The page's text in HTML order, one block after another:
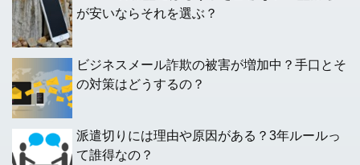
が安いならそれを選ぶ？
ビジネスメール詐欺の被害が増加中？手口とそ
の対策はどうするの？
派遣切りには理由や原因がある？3年ルールっ
て誰得なの？